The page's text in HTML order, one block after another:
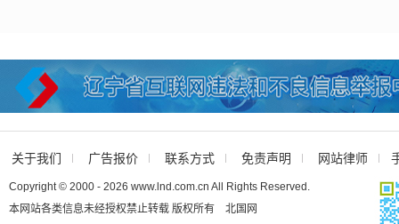
关于我们 广告报价 联系方式 免责声明 网站律师
Copyright © 2000 - 2026 www.lnd.com.cn All Rights Reserved.
本网站各类信息未经授权禁止转载 版权所有 北国网